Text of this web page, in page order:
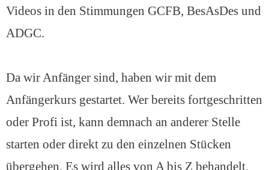
Videos in den Stimmungen GCFB, BesAsDes und
ADGC.
Da wir Anfänger sind, haben wir mit dem
Anfängerkurs gestartet. Wer bereits fortgeschritten
oder Profi ist, kann demnach an anderer Stelle
starten oder direkt zu den einzelnen Stücken
übergehen. Es wird alles von A bis Z behandelt.